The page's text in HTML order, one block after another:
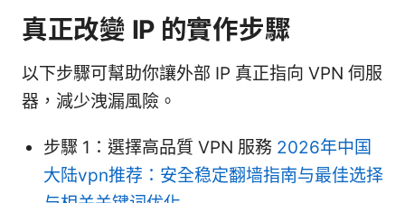
真正改變 IP 的實作步驟
以下步驟可幫助你讓外部 IP 真正指向 VPN 伺服
器，減少洩漏風險。
步驟 1：選擇高品質 VPN 服務 2026年中国
大陆vpn推荐：安全稳定翻墙指南与最佳选择